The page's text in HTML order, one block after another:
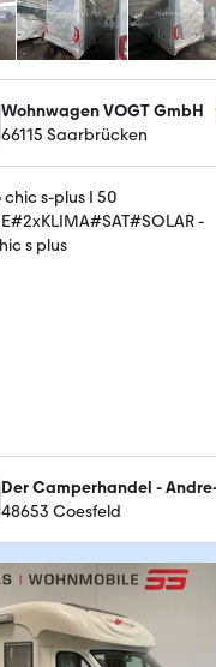
Wohnwagen VOGT GmbH
66115 Saarbrücken
48653 Coesfeld